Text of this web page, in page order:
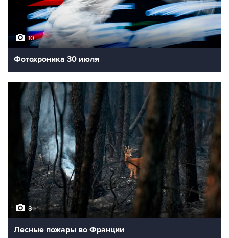
10
Фотохроника 30 июля
8
Лесные пожары во Франции